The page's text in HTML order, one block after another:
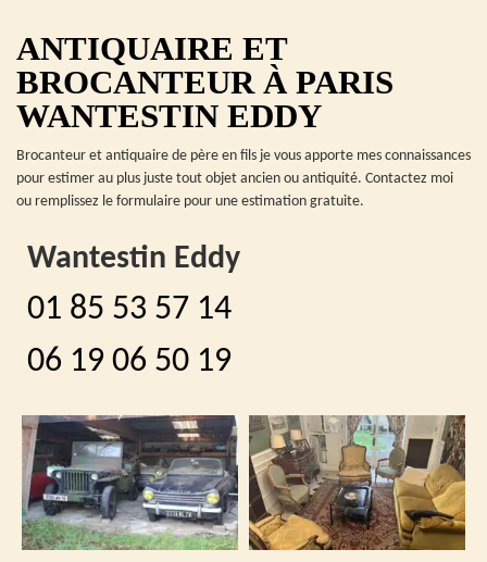
ANTIQUAIRE ET
BROCANTEUR À PARIS
WANTESTIN EDDY
Brocanteur et antiquaire de père en fils je vous apporte mes connaissances
pour estimer au plus juste tout objet ancien ou antiquité. Contactez moi
ou remplissez le formulaire pour une estimation gratuite.
Wantestin Eddy
01 85 53 57 14
06 19 06 50 19